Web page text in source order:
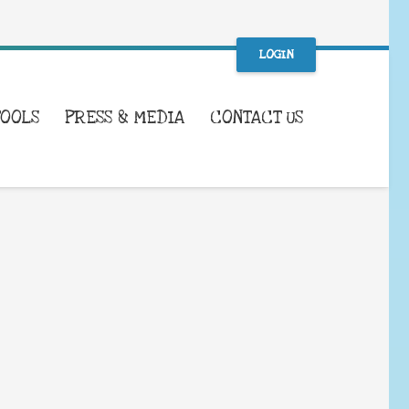
LOGIN
PRESS & MEDIA CONTACT US